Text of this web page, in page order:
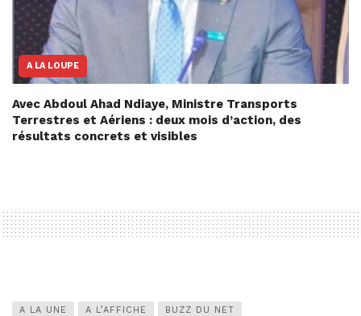
A LA LOUPE
Avec Abdoul Ahad Ndiaye, Ministre Transports
Terrestres et Aériens : deux mois d’action, des
résultats concrets et visibles
A LA UNE A L’AFFICHE BUZZ DU NET